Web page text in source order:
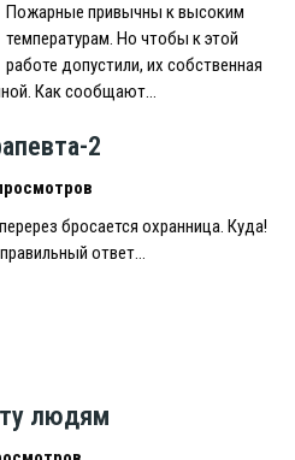
Пожарные привычны к высоким
температурам. Но чтобы к этой
работе допустили, их собственная
Как сообщают…
2
бросается охранница. Куда!
ответ…
людям